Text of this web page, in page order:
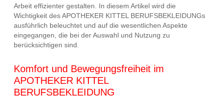
Arbeit effizienter gestalten. In diesem Artikel wird die
Wichtigkeit des APOTHEKER KITTEL BERUFSBEKLEIDUNGs
ausführlich beleuchtet und auf die wesentlichen Aspekte
eingegangen, die bei der Auswahl und Nutzung zu
berücksichtigen sind.
Komfort und Bewegungsfreiheit im
APOTHEKER KITTEL
BERUFSBEKLEIDUNG